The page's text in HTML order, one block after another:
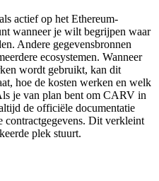
actief op het Ethereum-
wanneer je wilt begrijpen waar
Andere gegevensbronnen
ecosystemen. Wanneer
wordt gebruikt, kan dit
hoe de kosten werken en welk
je van plan bent om CARV in
de officiële documentatie
contractgegevens. Dit verkleint
plek stuurt.